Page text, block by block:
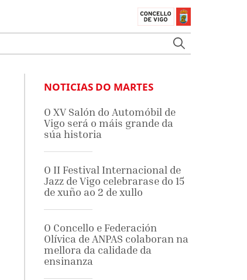
NOTICIAS DO MARTES
O XV Salón do Automóbil de
Vigo será o máis grande da
súa historia
O II Festival Internacional de
Jazz de Vigo celebrarase do 15
de xuño ao 2 de xullo
O Concello e Federación
Olívica de ANPAS colaboran na
mellora da calidade da
ensinanza